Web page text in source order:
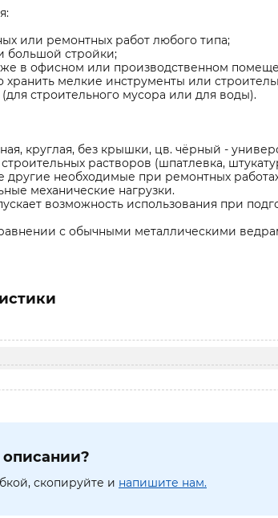
или ремонтных работ любого типа;
большой стройки;
в офисном или производственном
хранить мелкие инструменты или
строительного мусора или для воды).
круглая, без крышки, цв. чёрный -
растворов (шпатлевка,
другие необходимые при ремонтных
механические нагрузки.
возможность использования при
с обычными металлическими
скопируйте и напишите нам.